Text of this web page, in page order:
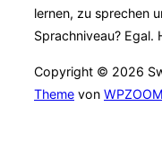
lernen, zu sprechen
Sprachniveau? Egal.
Copyright © 2026
Theme von WPZOOM